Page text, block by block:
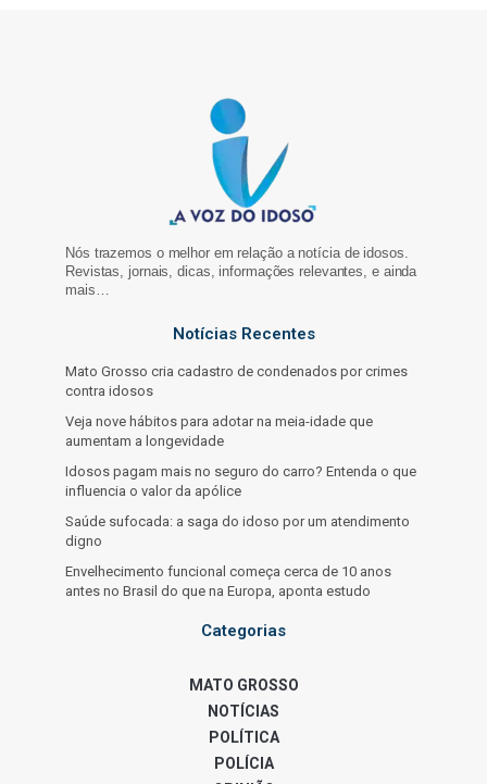
Nós trazemos o melhor em relação a notícia de idosos.
Revistas, jornais, dicas, informações relevantes, e ainda
mais…
Notícias Recentes
Mato Grosso cria cadastro de condenados por crimes
contra idosos
Veja nove hábitos para adotar na meia-idade que
aumentam a longevidade
Idosos pagam mais no seguro do carro? Entenda o que
influencia o valor da apólice
Saúde sufocada: a saga do idoso por um atendimento
digno
Envelhecimento funcional começa cerca de 10 anos
antes no Brasil do que na Europa, aponta estudo
Categorias
MATO GROSSO
NOTÍCIAS
POLÍTICA
POLÍCIA